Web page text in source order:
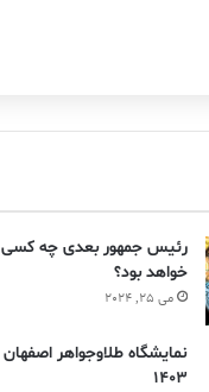
رئیس جمهور بعدی چه کسی
خواهد بود؟
می 25, 2024
نمایشگاه طلاوجواهر اصفهان
1403